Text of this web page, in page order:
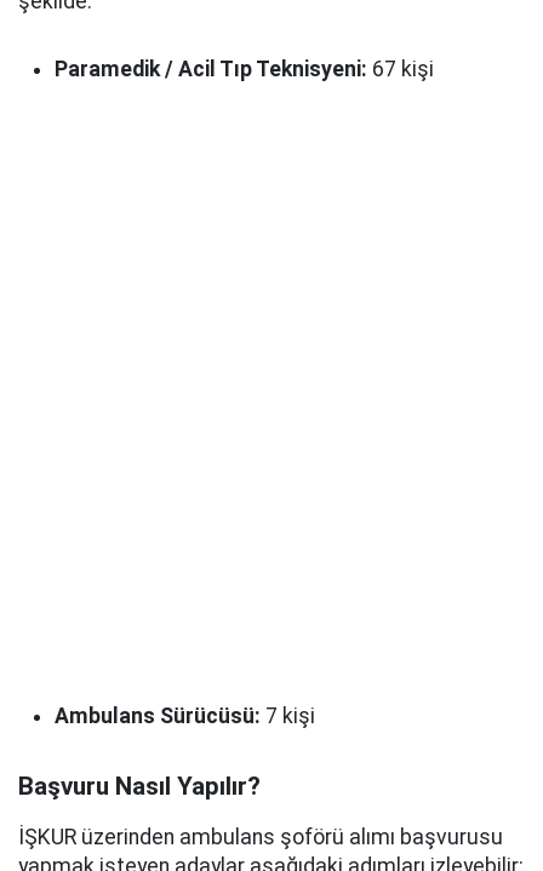
Paramedik / Acil Tıp Teknisyeni: 67 kişi
Ambulans Sürücüsü: 7 kişi
Başvuru Nasıl Yapılır?
İŞKUR üzerinden ambulans şoförü alımı başvurusu
yapmak isteyen adaylar aşağıdaki adımları izleyebilir: